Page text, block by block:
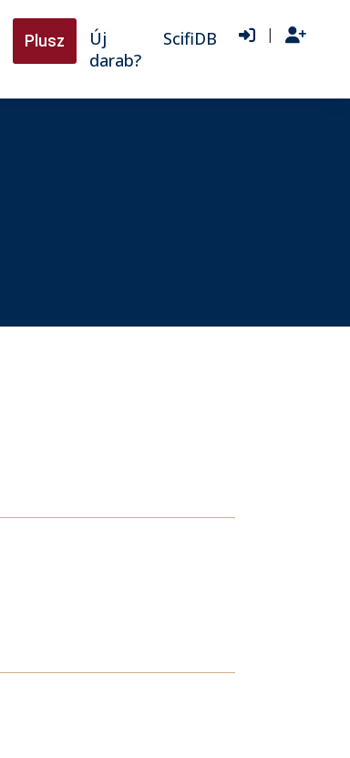
Plusz
Új
darab?
ScifiDB |